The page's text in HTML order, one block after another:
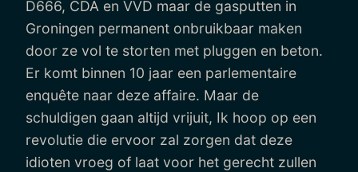
D666, CDA en VVD maar de gasputten in
Groningen permanent onbruikbaar maken
door ze vol te storten met pluggen en beton.
Er komt binnen 10 jaar een parlementaire
enquête naar deze affaire. Maar de
schuldigen gaan altijd vrijuit, Ik hoop op een
revolutie die ervoor zal zorgen dat deze
idioten vroeg of laat voor het gerecht zullen